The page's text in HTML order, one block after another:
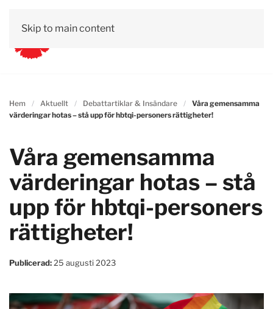
Skip to main content
Hem Aktuellt Debattartiklar & Insändare
Våra gemensamma
värderingar hotas – stå upp för hbtqi-personers rättigheter!
Våra gemensamma
värderingar hotas – stå
upp för hbtqi-personers
rättigheter!
Publicerad: 25 augusti 2023